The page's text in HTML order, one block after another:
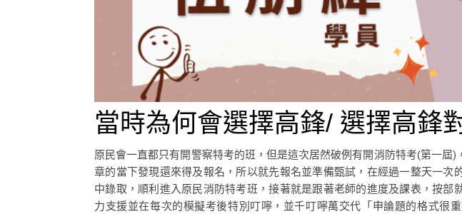
當時為何會選擇高鋒/ 選擇高鋒
原民會一直都只有開警察特考的班，但是這次居然破例有開消防特考(第一屆
章的當下發現還來得及報名，所以就先報名並準備甄試，在經過一整天一次
中錄取，順利進入原民消防特考班，接著就是跟著老師的進度及課表，按部
力支援並在每次的模擬考後特別叮嚀，並千叮嚀萬交代「申論題的格式很